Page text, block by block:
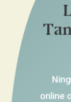
online